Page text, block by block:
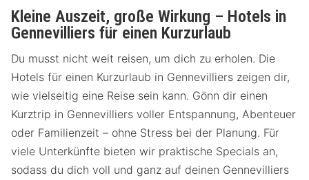
Kleine Auszeit, große Wirkung – Hotels in
Gennevilliers für einen Kurzurlaub
Du musst nicht weit reisen, um dich zu erholen. Die
Hotels für einen Kurzurlaub in Gennevilliers zeigen dir,
wie vielseitig eine Reise sein kann. Gönn dir einen
Kurztrip in Gennevilliers voller Entspannung, Abenteuer
oder Familienzeit – ohne Stress bei der Planung. Für
viele Unterkünfte bieten wir praktische Specials an,
sodass du dich voll und ganz auf deinen Gennevilliers